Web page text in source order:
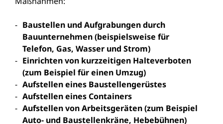
Baustellen und Aufgrabungen durch
Bauunternehmen (beispielsweise für
Telefon, Gas, Wasser und Strom)
Einrichten von kurzzeitigen Halteverboten
(zum Beispiel für einen Umzug)
Aufstellen eines Baustellengerüstes
Aufstellen eines Containers
Aufstellen von Arbeitsgeräten (zum Beispiel
Auto- und Baustellenkräne, Hebebühnen)